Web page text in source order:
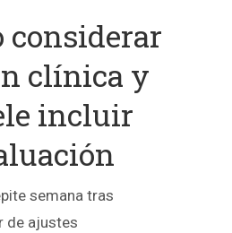
considerar
clínica y
incluir
semana tras
de ajustes